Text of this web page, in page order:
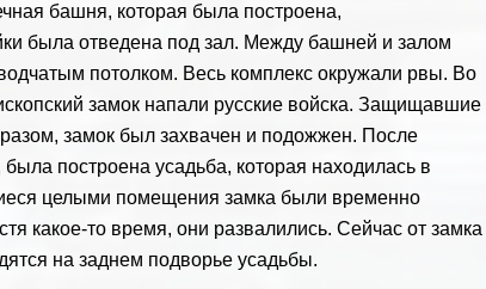
башня, которая была построена,
была отведена под зал. Между башней и залом
потолком. Весь комплекс окружали рвы. Во
замок напали русские войска. Защищавшие
замок был захвачен и подожжен. После
построена усадьба, которая находилась в
целыми помещения замка были временно
какое-то время, они развалились. Сейчас от замка
на заднем подворье усадьбы.